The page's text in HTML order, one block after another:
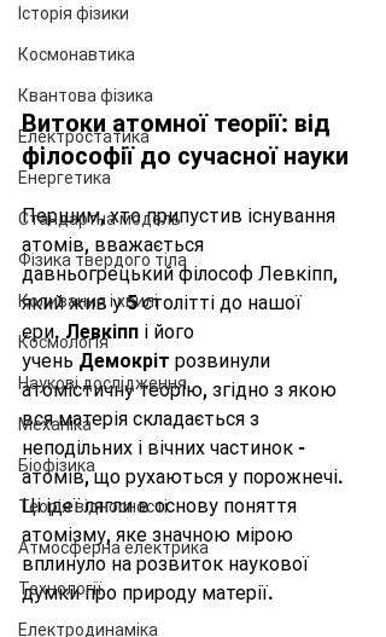
Історія фізики
Космонавтика
Квантова фізика
Електростатика
Енергетика
Стандартна модель
Фізика твердого тіла
Коливання і хвилі
Космологія
Наукові дослідження
Механіка
Біофізика
Теорія відносності
Атмосферна електрика
Технології
Електродинаміка
Витоки атомної теорії: від
філософії до сучасної науки
Першим, хто припустив існування
атомів, вважається
давньогрецький філософ Левкіпп,
який жив у 5 столітті до нашої
ери. Левкіпп і його
учень Демокріт розвинули
атомістичну теорію, згідно з якою
вся матерія складається з
неподільних і вічних частинок -
атомів, що рухаються у порожнечі.
Ці ідеї лягли в основу поняття
атомізму, яке значною мірою
вплинуло на розвиток наукової
думки про природу матерії.